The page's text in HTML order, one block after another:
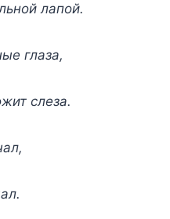
лапой.
глаза,
слеза.